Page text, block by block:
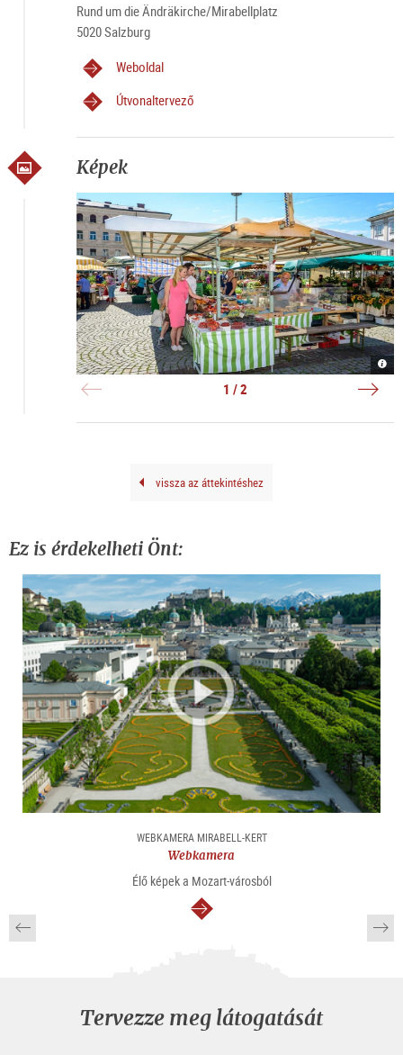
Rund um die Ändräkirche/Mirabellplatz
5020 Salzburg
Weboldal
Útvonaltervező
Képek
G.
1 / 2
vissza az áttekintéshez
Ez is érdekelheti Önt:
WEBKAMERA MIRABELL-KERT
Webkamera
Élő képek a Mozart-városból
Tovább
Tervezze meg látogatását